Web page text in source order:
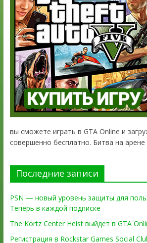
вы сможете играть в GTA Online и
совершенно бесплатно. Битва на арене
Последние записи
PSN — новый уровень защиты для
Теперь в каждой подписке
The Kortz Center Heist выйдет в GTA
Регистрация в Rockstar Games Social